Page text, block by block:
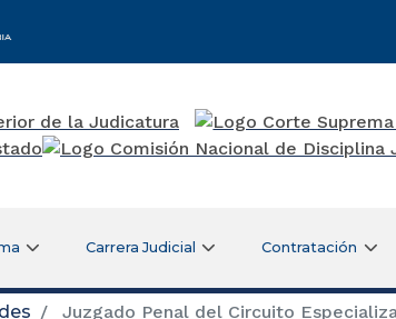
Carrera Judicial Contratación
Juzgado Penal del Circuito